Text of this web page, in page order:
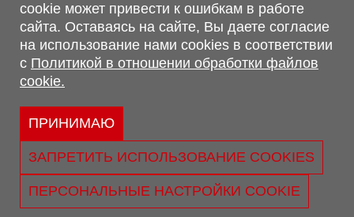
Обращаем Ваше внимание, что вся предоставленная на сайте
информация, касающаяся комплектаций, технических
характеристик, цветовых сочетаний, а также стоимости и
сервисного обслуживания носит информационный характер и
не является публичной офертой, определяемой п.2 ст.407
Гражданского кодекса Республики Беларусь.
Политика обработки персональных данных
Политикой в отношении обработки файлов cookie.
Свидетельство о регистрации №290667530 выдано 02.02.2009
г. Администрацией Ленинского р-на г. Бреста
cookie может привести к ошибкам в работе
сайта. Оставаясь на сайте, Вы даете согласие
на использование нами cookies в соответствии
с Политикой в отношении обработки файлов
cookie.
ПРИНИМАЮ
ЗАПРЕТИТЬ ИСПОЛЬЗОВАНИЕ COOKIES
ПЕРСОНАЛЬНЫЕ НАСТРОЙКИ COOKIE